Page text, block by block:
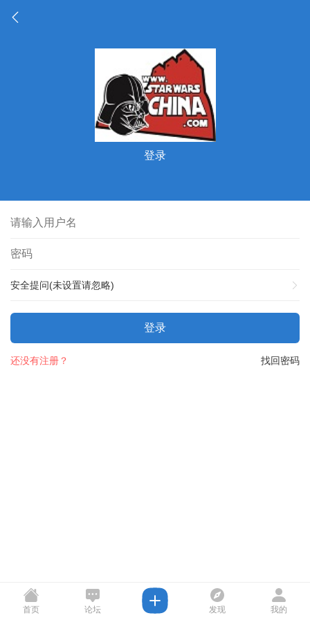
登录
安全提问(未设置请忽略)
登录
找回密码
还没有注册？
首页 论坛 发现 我的